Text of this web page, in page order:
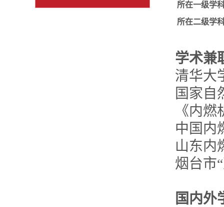
所在一级学
所在二级学
学术兼
清华大
国家自
《内
中国内
山东内
烟台市
国内外